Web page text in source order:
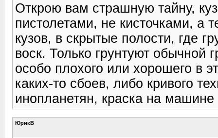
Открою вам страшную тайну,
пистолетами, не кисточками, а
кузов, в скрытые полости, где
воск. Только грунтуют обычной
особо плохого или хорошего в
каких-то сбоев, либо кривого
инопланетян, краска на машине
ЮрикВ